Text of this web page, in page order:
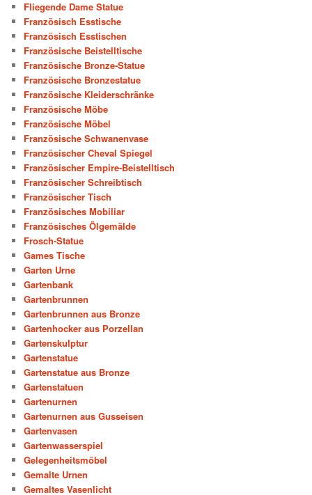
Fliegende Dame Statue
Französisch Esstische
Französisch Esstischen
Französische Beistelltische
Französische Bronze-Statue
Französische Bronzestatue
Französische Kleiderschränke
Französische Möbe
Französische Möbel
Französische Schwanenvase
Französischer Cheval Spiegel
Französischer Empire-Beistelltisch
Französischer Schreibtisch
Französischer Tisch
Französisches Mobiliar
Französisches Ölgemälde
Frosch-Statue
Games Tische
Garten Urne
Gartenbank
Gartenbrunnen
Gartenbrunnen aus Bronze
Gartenhocker aus Porzellan
Gartenskulptur
Gartenstatue
Gartenstatue aus Bronze
Gartenstatuen
Gartenurnen
Gartenurnen aus Gusseisen
Gartenvasen
Gartenwasserspiel
Gelegenheitsmöbel
Gemalte Urnen
Gemaltes Vasenlicht